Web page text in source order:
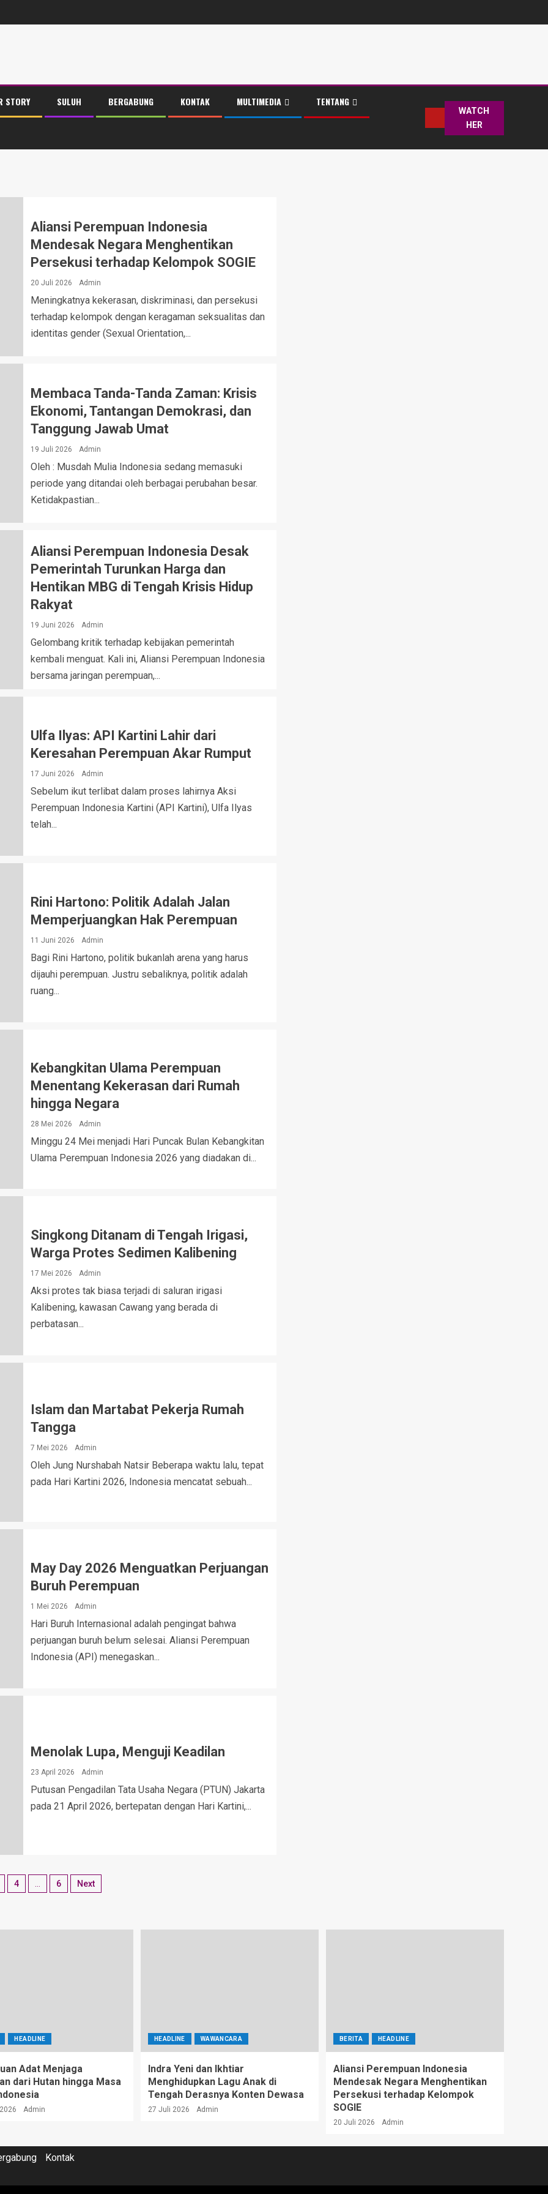
STORY SULUH BERGABUNG KONTAK MULTIMEDIA TENTANG
WATCH
HER
Aliansi Perempuan Indonesia
Mendesak Negara Menghentikan
Persekusi terhadap Kelompok SOGIE
20 Juli 2026 Admin
Meningkatnya kekerasan, diskriminasi, dan persekusi
terhadap kelompok dengan keragaman seksualitas dan
identitas gender (Sexual Orientation,...
Membaca Tanda-Tanda Zaman: Krisis
Ekonomi, Tantangan Demokrasi, dan
Tanggung Jawab Umat
19 Juli 2026 Admin
Oleh : Musdah Mulia Indonesia sedang memasuki
periode yang ditandai oleh berbagai perubahan besar.
Ketidakpastian...
Aliansi Perempuan Indonesia Desak
Pemerintah Turunkan Harga dan
Hentikan MBG di Tengah Krisis Hidup
Rakyat
19 Juni 2026 Admin
Gelombang kritik terhadap kebijakan pemerintah
kembali menguat. Kali ini, Aliansi Perempuan Indonesia
bersama jaringan perempuan,...
Ulfa Ilyas: API Kartini Lahir dari
Keresahan Perempuan Akar Rumput
17 Juni 2026 Admin
Sebelum ikut terlibat dalam proses lahirnya Aksi
Perempuan Indonesia Kartini (API Kartini), Ulfa Ilyas
telah...
Rini Hartono: Politik Adalah Jalan
Memperjuangkan Hak Perempuan
11 Juni 2026 Admin
Bagi Rini Hartono, politik bukanlah arena yang harus
dijauhi perempuan. Justru sebaliknya, politik adalah
ruang...
Kebangkitan Ulama Perempuan
Menentang Kekerasan dari Rumah
hingga Negara
28 Mei 2026 Admin
Minggu 24 Mei menjadi Hari Puncak Bulan Kebangkitan
Ulama Perempuan Indonesia 2026 yang diadakan di...
Singkong Ditanam di Tengah Irigasi,
Warga Protes Sedimen Kalibening
17 Mei 2026 Admin
Aksi protes tak biasa terjadi di saluran irigasi
Kalibening, kawasan Cawang yang berada di
perbatasan...
Islam dan Martabat Pekerja Rumah
Tangga
7 Mei 2026 Admin
Oleh Jung Nurshabah Natsir Beberapa waktu lalu, tepat
pada Hari Kartini 2026, Indonesia mencatat sebuah...
May Day 2026 Menguatkan Perjuangan
Buruh Perempuan
1 Mei 2026 Admin
Hari Buruh Internasional adalah pengingat bahwa
perjuangan buruh belum selesai. Aliansi Perempuan
Indonesia (API) menegaskan...
Menolak Lupa, Menguji Keadilan
23 April 2026 Admin
Putusan Pengadilan Tata Usaha Negara (PTUN) Jakarta
pada 21 April 2026, bertepatan dengan Hari Kartini,...
4 … 6 Next
HEADLINE
Adat Menjaga
dari Hutan hingga Masa
Admin
HEADLINE WAWANCARA
Indra Yeni dan Ikhtiar
Menghidupkan Lagu Anak di
Tengah Derasnya Konten Dewasa
27 Juli 2026 Admin
BERITA HEADLINE
Aliansi Perempuan Indonesia
Mendesak Negara Menghentikan
Persekusi terhadap Kelompok
SOGIE
20 Juli 2026 Admin
Kontak